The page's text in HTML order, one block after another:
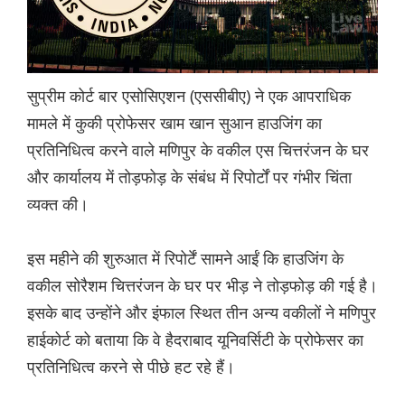
सुप्रीम कोर्ट बार एसोसिएशन (एससीबीए) ने एक आपराधिक
मामले में कुकी प्रोफेसर खाम खान सुआन हाउजिंग का
प्रतिनिधित्व करने वाले मणिपुर के वकील एस चित्तरंजन के घर
और कार्यालय में तोड़फोड़ के संबंध में रिपोर्टों पर गंभीर चिंता
व्यक्त की।
इस महीने की शुरुआत में रिपोर्टें सामने आईं कि हाउजिंग के
वकील सोरैशम चित्तरंजन के घर पर भीड़ ने तोड़फोड़ की गई है।
इसके बाद उन्होंने और इंफाल स्थित तीन अन्य वकीलों ने मणिपुर
हाईकोर्ट को बताया कि वे हैदराबाद यूनिवर्सिटी के प्रोफेसर का
प्रतिनिधित्व करने से पीछे हट रहे हैं।